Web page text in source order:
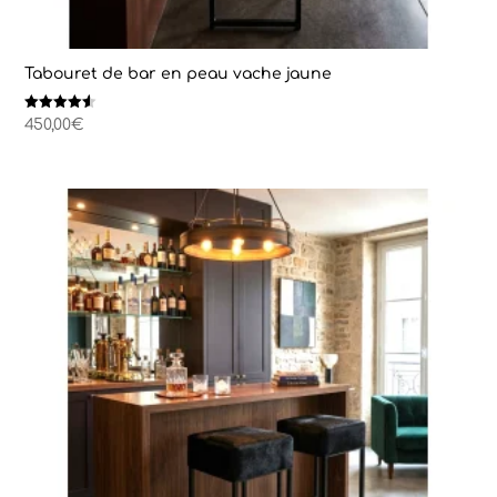
Tabouret de bar en peau vache jaune
Note
4.50
450,00€